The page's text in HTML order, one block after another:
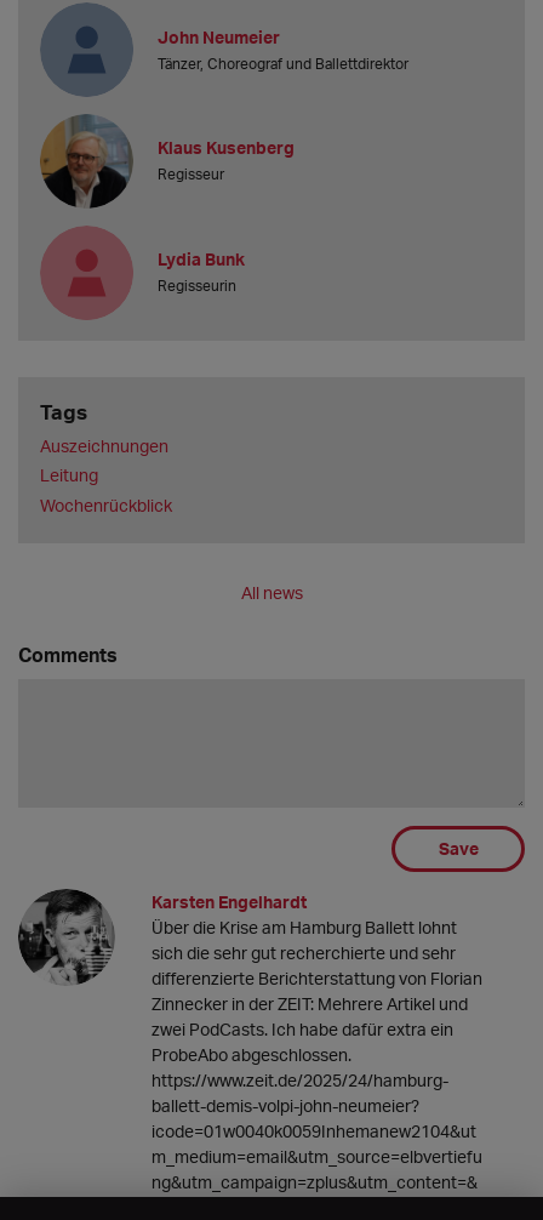
John Neumeier
Tänzer, Choreograf und Ballettdirektor
Klaus Kusenberg
Regisseur
Lydia Bunk
Regisseurin
Tags
Auszeichnungen
Leitung
Wochenrückblick
All news
Comments
Save
Karsten Engelhardt
Über die Krise am Hamburg Ballett lohnt
sich die sehr gut recherchierte und sehr
differenzierte Berichterstattung von Florian
Zinnecker in der ZEIT: Mehrere Artikel und
zwei PodCasts. Ich habe dafür extra ein
ProbeAbo abgeschlossen.
https://www.zeit.de/2025/24/hamburg-
ballett-demis-volpi-john-neumeier?
icode=01w0040k0059Inhemanew2104&ut
m_medium=email&utm_source=elbvertiefu
ng&utm_campaign=zplus&utm_content=&